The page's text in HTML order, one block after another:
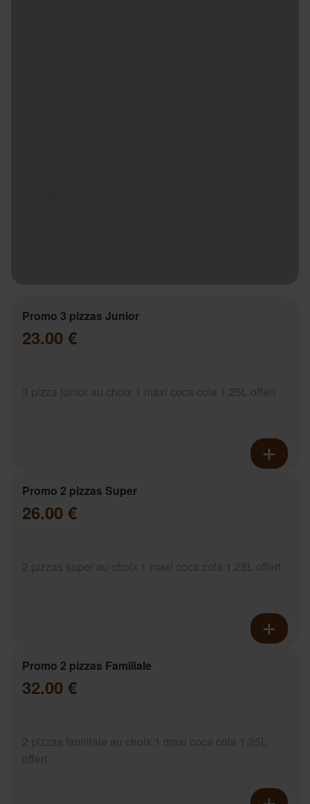
Promo 3 pizzas Junior
23.00 €
Promo 2 pizzas Super
26.00 €
Promo 2 pizzas Familiale
32.00 €